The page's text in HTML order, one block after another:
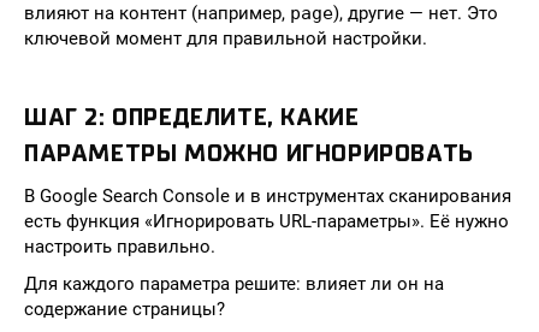
влияют на контент (например, page), другие — нет. Это
ключевой момент для правильной настройки.
ШАГ 2: ОПРЕДЕЛИТЕ, КАКИЕ
ПАРАМЕТРЫ МОЖНО ИГНОРИРОВАТЬ
В Google Search Console и в инструментах сканирования
есть функция «Игнорировать URL-параметры». Её нужно
настроить правильно.
Для каждого параметра решите: влияет ли он на
содержание страницы?